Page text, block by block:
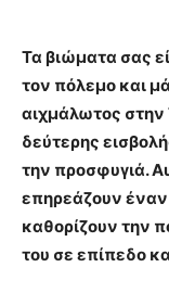
Τα βιώματα σας
τον πόλεμο και
αιχμάλωτος στην
δεύτερης
την προσφυγιά.
επηρεάζουν
καθορίζουν την
του σε επίπεδο